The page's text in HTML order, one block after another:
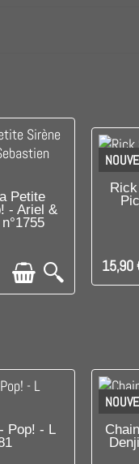
Petite
- Ariel &
15,90
Pop! - L